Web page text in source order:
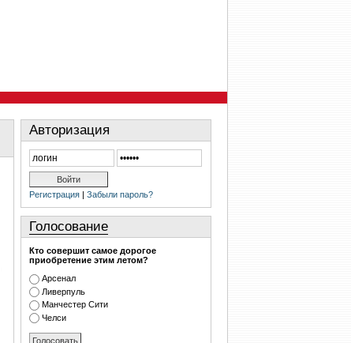
Авторизация
Регистрация | Забыли пароль?
Голосование
Кто совершит самое дорогое
приобретение этим летом?
Арсенал
Ливерпуль
Манчестер Сити
Челси